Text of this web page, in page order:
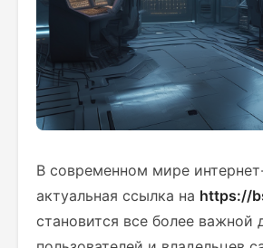
В современном мире
актуальная ссылка на https://
становится все более важной